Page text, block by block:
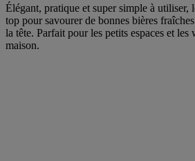
Élégant, pratique et super simple à utiliser,
top pour savourer de bonnes bières
la tête. Parfait pour les petits espaces et les
maison.